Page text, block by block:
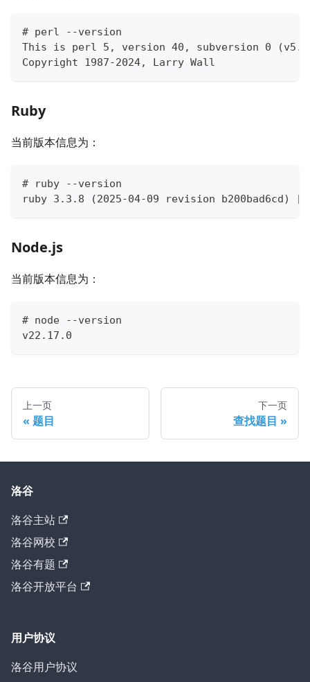
# perl --version
This is perl 5, version 40, subversion 0
Copyright 1987-2024, Larry Wall
Ruby
当前版本信息为：
# ruby --version
ruby 3.3.8 (2025-04-09 revision b200bad6cd)
Node.js
当前版本信息为：
# node --version
v22.17.0
上一页
题目
下一页
查找题目
洛谷
洛谷主站
洛谷网校
洛谷有题
洛谷开放平台
用户协议
洛谷用户协议